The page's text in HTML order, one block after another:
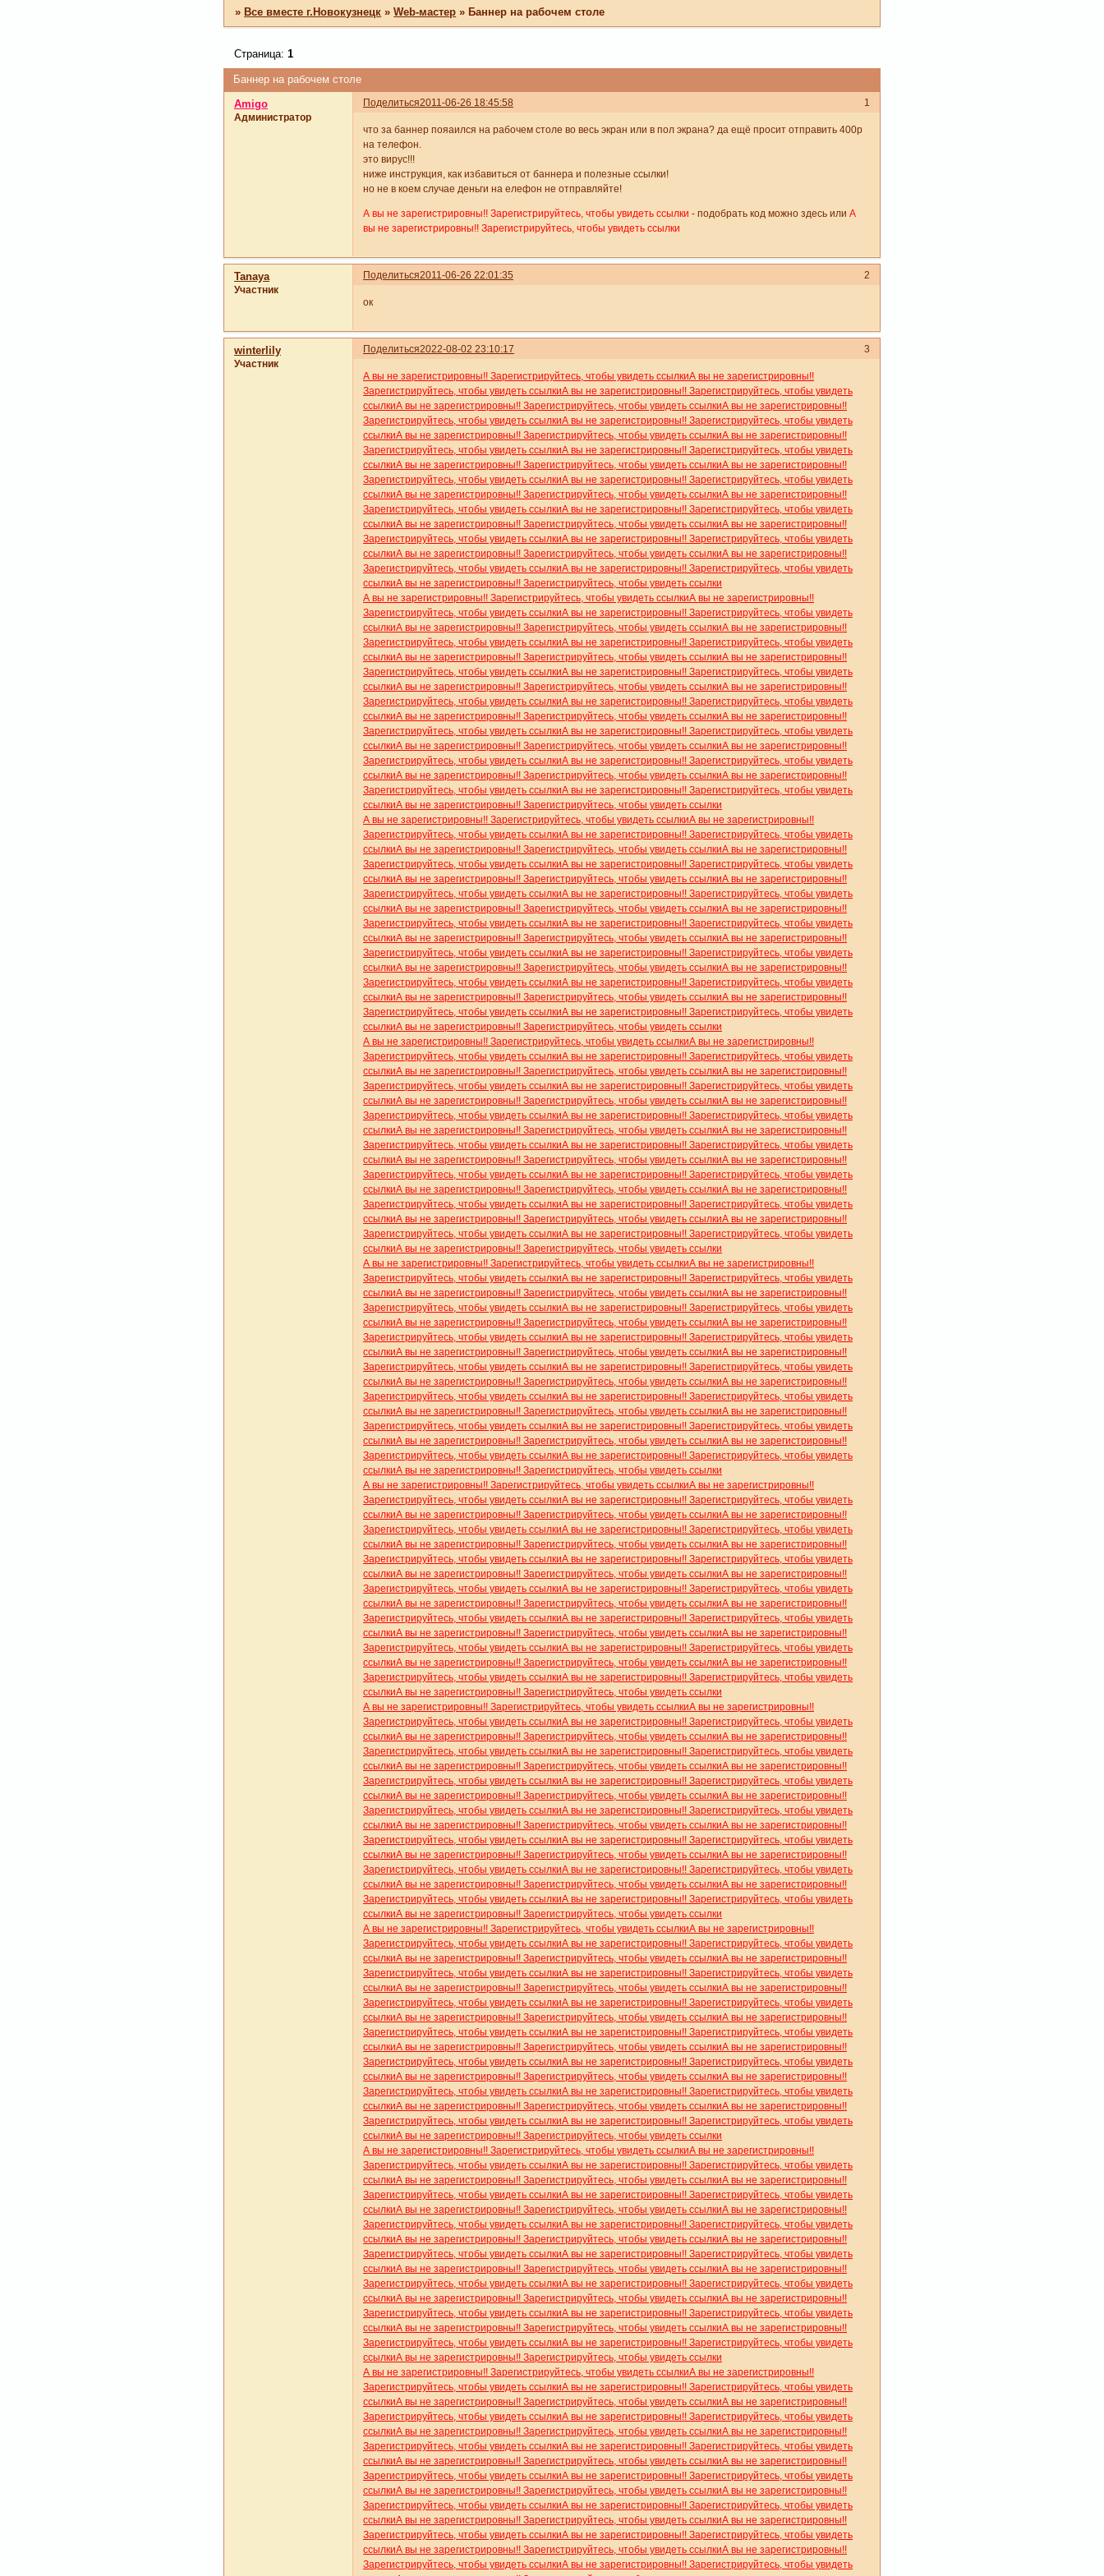
»Все вместе г.Новокузнецк »Web-мастер »Баннер на рабочем столе
Баннер на рабочем столе
Страница:1
Поделиться 1
2011-06-26 18:45:58
Amigo
Администратор
что за баннер пояаился на рабочем столе во весь экран или в пол экрана? да ещё просит отправить 400р
на телефон.
это вирус!!!
ниже инструкция, как избавиться от баннера и полезные ссылки!
но не в коем случае деньги на елефон не отправляйте!
А вы не зарегистрировны!! Зарегистрируйтесь, чтобы увидеть ссылки - подобрать код можно здесь или А
вы не зарегистрировны!! Зарегистрируйтесь, чтобы увидеть ссылки
Поделиться 2
2011-06-26 22:01:35
Tanaya
Участник
ок
Поделиться 3
2022-08-02 23:10:17
winterlily
Участник
А вы не зарегистрировны!! Зарегистрируйтесь, чтобы увидеть ссылкиА вы не зарегистрировны!!
Зарегистрируйтесь, чтобы увидеть ссылкиА вы не зарегистрировны!! Зарегистрируйтесь, чтобы увидеть
ссылкиА вы не зарегистрировны!! Зарегистрируйтесь, чтобы увидеть ссылкиА вы не зарегистрировны!!
Зарегистрируйтесь, чтобы увидеть ссылкиА вы не зарегистрировны!! Зарегистрируйтесь, чтобы увидеть
ссылкиА вы не зарегистрировны!! Зарегистрируйтесь, чтобы увидеть ссылкиА вы не зарегистрировны!!
Зарегистрируйтесь, чтобы увидеть ссылкиА вы не зарегистрировны!! Зарегистрируйтесь, чтобы увидеть
ссылкиА вы не зарегистрировны!! Зарегистрируйтесь, чтобы увидеть ссылкиА вы не зарегистрировны!!
Зарегистрируйтесь, чтобы увидеть ссылкиА вы не зарегистрировны!! Зарегистрируйтесь, чтобы увидеть
ссылкиА вы не зарегистрировны!! Зарегистрируйтесь, чтобы увидеть ссылкиА вы не зарегистрировны!!
Зарегистрируйтесь, чтобы увидеть ссылкиА вы не зарегистрировны!! Зарегистрируйтесь, чтобы увидеть
ссылкиА вы не зарегистрировны!! Зарегистрируйтесь, чтобы увидеть ссылкиА вы не зарегистрировны!!
Зарегистрируйтесь, чтобы увидеть ссылкиА вы не зарегистрировны!! Зарегистрируйтесь, чтобы увидеть
ссылкиА вы не зарегистрировны!! Зарегистрируйтесь, чтобы увидеть ссылкиА вы не зарегистрировны!!
Зарегистрируйтесь, чтобы увидеть ссылкиА вы не зарегистрировны!! Зарегистрируйтесь, чтобы увидеть
ссылкиА вы не зарегистрировны!! Зарегистрируйтесь, чтобы увидеть ссылки
А вы не зарегистрировны!! Зарегистрируйтесь, чтобы увидеть ссылкиА вы не зарегистрировны!!
Зарегистрируйтесь, чтобы увидеть ссылкиА вы не зарегистрировны!! Зарегистрируйтесь, чтобы увидеть
ссылкиА вы не зарегистрировны!! Зарегистрируйтесь, чтобы увидеть ссылкиА вы не зарегистрировны!!
Зарегистрируйтесь, чтобы увидеть ссылкиА вы не зарегистрировны!! Зарегистрируйтесь, чтобы увидеть
ссылкиА вы не зарегистрировны!! Зарегистрируйтесь, чтобы увидеть ссылкиА вы не зарегистрировны!!
Зарегистрируйтесь, чтобы увидеть ссылкиА вы не зарегистрировны!! Зарегистрируйтесь, чтобы увидеть
ссылкиА вы не зарегистрировны!! Зарегистрируйтесь, чтобы увидеть ссылкиА вы не зарегистрировны!!
Зарегистрируйтесь, чтобы увидеть ссылкиА вы не зарегистрировны!! Зарегистрируйтесь, чтобы увидеть
ссылкиА вы не зарегистрировны!! Зарегистрируйтесь, чтобы увидеть ссылкиА вы не зарегистрировны!!
Зарегистрируйтесь, чтобы увидеть ссылкиА вы не зарегистрировны!! Зарегистрируйтесь, чтобы увидеть
ссылкиА вы не зарегистрировны!! Зарегистрируйтесь, чтобы увидеть ссылкиА вы не зарегистрировны!!
Зарегистрируйтесь, чтобы увидеть ссылкиА вы не зарегистрировны!! Зарегистрируйтесь, чтобы увидеть
ссылкиА вы не зарегистрировны!! Зарегистрируйтесь, чтобы увидеть ссылкиА вы не зарегистрировны!!
Зарегистрируйтесь, чтобы увидеть ссылкиА вы не зарегистрировны!! Зарегистрируйтесь, чтобы увидеть
ссылкиА вы не зарегистрировны!! Зарегистрируйтесь, чтобы увидеть ссылки
А вы не зарегистрировны!! Зарегистрируйтесь, чтобы увидеть ссылкиА вы не зарегистрировны!!
Зарегистрируйтесь, чтобы увидеть ссылкиА вы не зарегистрировны!! Зарегистрируйтесь, чтобы увидеть
ссылкиА вы не зарегистрировны!! Зарегистрируйтесь, чтобы увидеть ссылкиА вы не зарегистрировны!!
Зарегистрируйтесь, чтобы увидеть ссылкиА вы не зарегистрировны!! Зарегистрируйтесь, чтобы увидеть
ссылкиА вы не зарегистрировны!! Зарегистрируйтесь, чтобы увидеть ссылкиА вы не зарегистрировны!!
Зарегистрируйтесь, чтобы увидеть ссылкиА вы не зарегистрировны!! Зарегистрируйтесь, чтобы увидеть
ссылкиА вы не зарегистрировны!! Зарегистрируйтесь, чтобы увидеть ссылкиА вы не зарегистрировны!!
Зарегистрируйтесь, чтобы увидеть ссылкиА вы не зарегистрировны!! Зарегистрируйтесь, чтобы увидеть
ссылкиА вы не зарегистрировны!! Зарегистрируйтесь, чтобы увидеть ссылкиА вы не зарегистрировны!!
Зарегистрируйтесь, чтобы увидеть ссылкиА вы не зарегистрировны!! Зарегистрируйтесь, чтобы увидеть
ссылкиА вы не зарегистрировны!! Зарегистрируйтесь, чтобы увидеть ссылкиА вы не зарегистрировны!!
Зарегистрируйтесь, чтобы увидеть ссылкиА вы не зарегистрировны!! Зарегистрируйтесь, чтобы увидеть
ссылкиА вы не зарегистрировны!! Зарегистрируйтесь, чтобы увидеть ссылкиА вы не зарегистрировны!!
Зарегистрируйтесь, чтобы увидеть ссылкиА вы не зарегистрировны!! Зарегистрируйтесь, чтобы увидеть
ссылкиА вы не зарегистрировны!! Зарегистрируйтесь, чтобы увидеть ссылки
А вы не зарегистрировны!! Зарегистрируйтесь, чтобы увидеть ссылкиА вы не зарегистрировны!!
Зарегистрируйтесь, чтобы увидеть ссылкиА вы не зарегистрировны!! Зарегистрируйтесь, чтобы увидеть
ссылкиА вы не зарегистрировны!! Зарегистрируйтесь, чтобы увидеть ссылкиА вы не зарегистрировны!!
Зарегистрируйтесь, чтобы увидеть ссылкиА вы не зарегистрировны!! Зарегистрируйтесь, чтобы увидеть
ссылкиА вы не зарегистрировны!! Зарегистрируйтесь, чтобы увидеть ссылкиА вы не зарегистрировны!!
Зарегистрируйтесь, чтобы увидеть ссылкиА вы не зарегистрировны!! Зарегистрируйтесь, чтобы увидеть
ссылкиА вы не зарегистрировны!! Зарегистрируйтесь, чтобы увидеть ссылкиА вы не зарегистрировны!!
Зарегистрируйтесь, чтобы увидеть ссылкиА вы не зарегистрировны!! Зарегистрируйтесь, чтобы увидеть
ссылкиА вы не зарегистрировны!! Зарегистрируйтесь, чтобы увидеть ссылкиА вы не зарегистрировны!!
Зарегистрируйтесь, чтобы увидеть ссылкиА вы не зарегистрировны!! Зарегистрируйтесь, чтобы увидеть
ссылкиА вы не зарегистрировны!! Зарегистрируйтесь, чтобы увидеть ссылкиА вы не зарегистрировны!!
Зарегистрируйтесь, чтобы увидеть ссылкиА вы не зарегистрировны!! Зарегистрируйтесь, чтобы увидеть
ссылкиА вы не зарегистрировны!! Зарегистрируйтесь, чтобы увидеть ссылкиА вы не зарегистрировны!!
Зарегистрируйтесь, чтобы увидеть ссылкиА вы не зарегистрировны!! Зарегистрируйтесь, чтобы увидеть
ссылкиА вы не зарегистрировны!! Зарегистрируйтесь, чтобы увидеть ссылки
А вы не зарегистрировны!! Зарегистрируйтесь, чтобы увидеть ссылкиА вы не зарегистрировны!!
Зарегистрируйтесь, чтобы увидеть ссылкиА вы не зарегистрировны!! Зарегистрируйтесь, чтобы увидеть
ссылкиА вы не зарегистрировны!! Зарегистрируйтесь, чтобы увидеть ссылкиА вы не зарегистрировны!!
Зарегистрируйтесь, чтобы увидеть ссылкиА вы не зарегистрировны!! Зарегистрируйтесь, чтобы увидеть
ссылкиА вы не зарегистрировны!! Зарегистрируйтесь, чтобы увидеть ссылкиА вы не зарегистрировны!!
Зарегистрируйтесь, чтобы увидеть ссылкиА вы не зарегистрировны!! Зарегистрируйтесь, чтобы увидеть
ссылкиА вы не зарегистрировны!! Зарегистрируйтесь, чтобы увидеть ссылкиА вы не зарегистрировны!!
Зарегистрируйтесь, чтобы увидеть ссылкиА вы не зарегистрировны!! Зарегистрируйтесь, чтобы увидеть
ссылкиА вы не зарегистрировны!! Зарегистрируйтесь, чтобы увидеть ссылкиА вы не зарегистрировны!!
Зарегистрируйтесь, чтобы увидеть ссылкиА вы не зарегистрировны!! Зарегистрируйтесь, чтобы увидеть
ссылкиА вы не зарегистрировны!! Зарегистрируйтесь, чтобы увидеть ссылкиА вы не зарегистрировны!!
Зарегистрируйтесь, чтобы увидеть ссылкиА вы не зарегистрировны!! Зарегистрируйтесь, чтобы увидеть
ссылкиА вы не зарегистрировны!! Зарегистрируйтесь, чтобы увидеть ссылкиА вы не зарегистрировны!!
Зарегистрируйтесь, чтобы увидеть ссылкиА вы не зарегистрировны!! Зарегистрируйтесь, чтобы увидеть
ссылкиА вы не зарегистрировны!! Зарегистрируйтесь, чтобы увидеть ссылки
А вы не зарегистрировны!! Зарегистрируйтесь, чтобы увидеть ссылкиА вы не зарегистрировны!!
Зарегистрируйтесь, чтобы увидеть ссылкиА вы не зарегистрировны!! Зарегистрируйтесь, чтобы увидеть
ссылкиА вы не зарегистрировны!! Зарегистрируйтесь, чтобы увидеть ссылкиА вы не зарегистрировны!!
Зарегистрируйтесь, чтобы увидеть ссылкиА вы не зарегистрировны!! Зарегистрируйтесь, чтобы увидеть
ссылкиА вы не зарегистрировны!! Зарегистрируйтесь, чтобы увидеть ссылкиА вы не зарегистрировны!!
Зарегистрируйтесь, чтобы увидеть ссылкиА вы не зарегистрировны!! Зарегистрируйтесь, чтобы увидеть
ссылкиА вы не зарегистрировны!! Зарегистрируйтесь, чтобы увидеть ссылкиА вы не зарегистрировны!!
Зарегистрируйтесь, чтобы увидеть ссылкиА вы не зарегистрировны!! Зарегистрируйтесь, чтобы увидеть
ссылкиА вы не зарегистрировны!! Зарегистрируйтесь, чтобы увидеть ссылкиА вы не зарегистрировны!!
Зарегистрируйтесь, чтобы увидеть ссылкиА вы не зарегистрировны!! Зарегистрируйтесь, чтобы увидеть
ссылкиА вы не зарегистрировны!! Зарегистрируйтесь, чтобы увидеть ссылкиА вы не зарегистрировны!!
Зарегистрируйтесь, чтобы увидеть ссылкиА вы не зарегистрировны!! Зарегистрируйтесь, чтобы увидеть
ссылкиА вы не зарегистрировны!! Зарегистрируйтесь, чтобы увидеть ссылкиА вы не зарегистрировны!!
Зарегистрируйтесь, чтобы увидеть ссылкиА вы не зарегистрировны!! Зарегистрируйтесь, чтобы увидеть
ссылкиА вы не зарегистрировны!! Зарегистрируйтесь, чтобы увидеть ссылки
А вы не зарегистрировны!! Зарегистрируйтесь, чтобы увидеть ссылкиА вы не зарегистрировны!!
Зарегистрируйтесь, чтобы увидеть ссылкиА вы не зарегистрировны!! Зарегистрируйтесь, чтобы увидеть
ссылкиА вы не зарегистрировны!! Зарегистрируйтесь, чтобы увидеть ссылкиА вы не зарегистрировны!!
Зарегистрируйтесь, чтобы увидеть ссылкиА вы не зарегистрировны!! Зарегистрируйтесь, чтобы увидеть
ссылкиА вы не зарегистрировны!! Зарегистрируйтесь, чтобы увидеть ссылкиА вы не зарегистрировны!!
Зарегистрируйтесь, чтобы увидеть ссылкиА вы не зарегистрировны!! Зарегистрируйтесь, чтобы увидеть
ссылкиА вы не зарегистрировны!! Зарегистрируйтесь, чтобы увидеть ссылкиА вы не зарегистрировны!!
Зарегистрируйтесь, чтобы увидеть ссылкиА вы не зарегистрировны!! Зарегистрируйтесь, чтобы увидеть
ссылкиА вы не зарегистрировны!! Зарегистрируйтесь, чтобы увидеть ссылкиА вы не зарегистрировны!!
Зарегистрируйтесь, чтобы увидеть ссылкиА вы не зарегистрировны!! Зарегистрируйтесь, чтобы увидеть
ссылкиА вы не зарегистрировны!! Зарегистрируйтесь, чтобы увидеть ссылкиА вы не зарегистрировны!!
Зарегистрируйтесь, чтобы увидеть ссылкиА вы не зарегистрировны!! Зарегистрируйтесь, чтобы увидеть
ссылкиА вы не зарегистрировны!! Зарегистрируйтесь, чтобы увидеть ссылкиА вы не зарегистрировны!!
Зарегистрируйтесь, чтобы увидеть ссылкиА вы не зарегистрировны!! Зарегистрируйтесь, чтобы увидеть
ссылкиА вы не зарегистрировны!! Зарегистрируйтесь, чтобы увидеть ссылки
А вы не зарегистрировны!! Зарегистрируйтесь, чтобы увидеть ссылкиА вы не зарегистрировны!!
Зарегистрируйтесь, чтобы увидеть ссылкиА вы не зарегистрировны!! Зарегистрируйтесь, чтобы увидеть
ссылкиА вы не зарегистрировны!! Зарегистрируйтесь, чтобы увидеть ссылкиА вы не зарегистрировны!!
Зарегистрируйтесь, чтобы увидеть ссылкиА вы не зарегистрировны!! Зарегистрируйтесь, чтобы увидеть
ссылкиА вы не зарегистрировны!! Зарегистрируйтесь, чтобы увидеть ссылкиА вы не зарегистрировны!!
Зарегистрируйтесь, чтобы увидеть ссылкиА вы не зарегистрировны!! Зарегистрируйтесь, чтобы увидеть
ссылкиА вы не зарегистрировны!! Зарегистрируйтесь, чтобы увидеть ссылкиА вы не зарегистрировны!!
Зарегистрируйтесь, чтобы увидеть ссылкиА вы не зарегистрировны!! Зарегистрируйтесь, чтобы увидеть
ссылкиА вы не зарегистрировны!! Зарегистрируйтесь, чтобы увидеть ссылкиА вы не зарегистрировны!!
Зарегистрируйтесь, чтобы увидеть ссылкиА вы не зарегистрировны!! Зарегистрируйтесь, чтобы увидеть
ссылкиА вы не зарегистрировны!! Зарегистрируйтесь, чтобы увидеть ссылкиА вы не зарегистрировны!!
Зарегистрируйтесь, чтобы увидеть ссылкиА вы не зарегистрировны!! Зарегистрируйтесь, чтобы увидеть
ссылкиА вы не зарегистрировны!! Зарегистрируйтесь, чтобы увидеть ссылкиА вы не зарегистрировны!!
Зарегистрируйтесь, чтобы увидеть ссылкиА вы не зарегистрировны!! Зарегистрируйтесь, чтобы увидеть
ссылкиА вы не зарегистрировны!! Зарегистрируйтесь, чтобы увидеть ссылки
А вы не зарегистрировны!! Зарегистрируйтесь, чтобы увидеть ссылкиА вы не зарегистрировны!!
Зарегистрируйтесь, чтобы увидеть ссылкиА вы не зарегистрировны!! Зарегистрируйтесь, чтобы увидеть
ссылкиА вы не зарегистрировны!! Зарегистрируйтесь, чтобы увидеть ссылкиА вы не зарегистрировны!!
Зарегистрируйтесь, чтобы увидеть ссылкиА вы не зарегистрировны!! Зарегистрируйтесь, чтобы увидеть
ссылкиА вы не зарегистрировны!! Зарегистрируйтесь, чтобы увидеть ссылкиА вы не зарегистрировны!!
Зарегистрируйтесь, чтобы увидеть ссылкиА вы не зарегистрировны!! Зарегистрируйтесь, чтобы увидеть
ссылкиА вы не зарегистрировны!! Зарегистрируйтесь, чтобы увидеть ссылкиА вы не зарегистрировны!!
Зарегистрируйтесь, чтобы увидеть ссылкиА вы не зарегистрировны!! Зарегистрируйтесь, чтобы увидеть
ссылкиА вы не зарегистрировны!! Зарегистрируйтесь, чтобы увидеть ссылкиА вы не зарегистрировны!!
Зарегистрируйтесь, чтобы увидеть ссылкиА вы не зарегистрировны!! Зарегистрируйтесь, чтобы увидеть
ссылкиА вы не зарегистрировны!! Зарегистрируйтесь, чтобы увидеть ссылкиА вы не зарегистрировны!!
Зарегистрируйтесь, чтобы увидеть ссылкиА вы не зарегистрировны!! Зарегистрируйтесь, чтобы увидеть
ссылкиА вы не зарегистрировны!! Зарегистрируйтесь, чтобы увидеть ссылкиА вы не зарегистрировны!!
Зарегистрируйтесь, чтобы увидеть ссылкиА вы не зарегистрировны!! Зарегистрируйтесь, чтобы увидеть
ссылкиА вы не зарегистрировны!! Зарегистрируйтесь, чтобы увидеть ссылки
А вы не зарегистрировны!! Зарегистрируйтесь, чтобы увидеть ссылкиА вы не зарегистрировны!!
Зарегистрируйтесь, чтобы увидеть ссылкиА вы не зарегистрировны!! Зарегистрируйтесь, чтобы увидеть
ссылкиА вы не зарегистрировны!! Зарегистрируйтесь, чтобы увидеть ссылкиА вы не зарегистрировны!!
Зарегистрируйтесь, чтобы увидеть ссылкиА вы не зарегистрировны!! Зарегистрируйтесь, чтобы увидеть
ссылкиА вы не зарегистрировны!! Зарегистрируйтесь, чтобы увидеть ссылкиА вы не зарегистрировны!!
Зарегистрируйтесь, чтобы увидеть ссылкиА вы не зарегистрировны!! Зарегистрируйтесь, чтобы увидеть
ссылкиА вы не зарегистрировны!! Зарегистрируйтесь, чтобы увидеть ссылкиА вы не зарегистрировны!!
Зарегистрируйтесь, чтобы увидеть ссылкиА вы не зарегистрировны!! Зарегистрируйтесь, чтобы увидеть
ссылкиА вы не зарегистрировны!! Зарегистрируйтесь, чтобы увидеть ссылкиА вы не зарегистрировны!!
Зарегистрируйтесь, чтобы увидеть ссылкиА вы не зарегистрировны!! Зарегистрируйтесь, чтобы увидеть
ссылкиА вы не зарегистрировны!! Зарегистрируйтесь, чтобы увидеть ссылкиА вы не зарегистрировны!!
Зарегистрируйтесь, чтобы увидеть ссылкиА вы не зарегистрировны!! Зарегистрируйтесь, чтобы увидеть
ссылкиА вы не зарегистрировны!! Зарегистрируйтесь, чтобы увидеть ссылкиА вы не зарегистрировны!!
Зарегистрируйтесь, чтобы увидеть ссылкиА вы не зарегистрировны!! Зарегистрируйтесь, чтобы увидеть